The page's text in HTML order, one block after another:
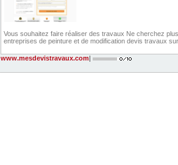
Vous souhaitez faire réaliser des travaux Ne cherchez
entreprises de peinture et de modification devis travaux
www.mesdevistravaux.com